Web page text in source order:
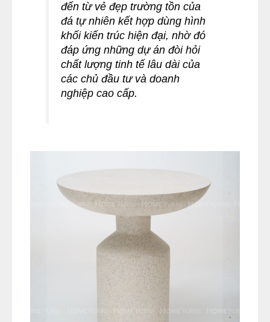
đến từ vẻ đẹp trường tồn của
đá tự nhiên kết hợp dùng hình
khối kiến trúc hiện đại, nhờ đó
đáp ứng những dự án đòi hỏi
chất lượng tinh tế lâu dài của
các chủ đầu tư và doanh
nghiệp cao cấp.